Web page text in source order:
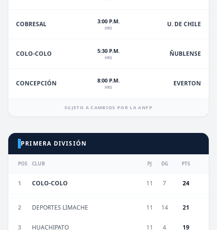
COBRESAL 3:00 P.M.
HRS U. DE CHILE
COLO-COLO 5:30 P.M.
HRS ÑUBLENSE
CONCEPCIÓN 8:00 P.M.
HRS EVERTON
SUJETO A CAMBIOS POR LA ANFP
PRIMERA DIVISIÓN
POS CLUB PJ DG PTS
1 COLO-COLO 11 7 24
2 DEPORTES LIMACHE 11 14 21
3 HUACHIPATO 11 4 19